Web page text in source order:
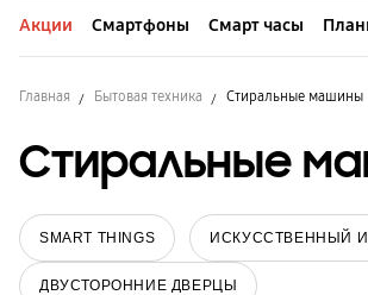
Акции Смартфоны Смарт часы
Главная Бытовая техника Стиральные машины
Стиральные
SMART THINGS ИСКУССТВЕННЫЙ
ДВУСТОРОННИЕ ДВЕРЦЫ